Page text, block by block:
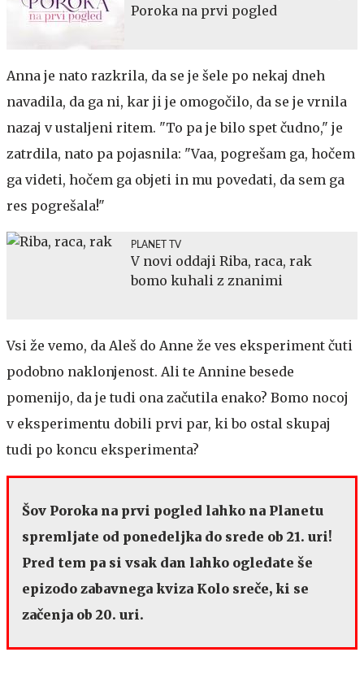
Poroka na prvi pogled
Anna je nato razkrila, da se je šele po nekaj dneh
navadila, da ga ni, kar ji je omogočilo, da se je vrnila
nazaj v ustaljeni ritem. "To pa je bilo spet čudno," je
zatrdila, nato pa pojasnila: "Vaa, pogrešam ga, hočem
ga videti, hočem ga objeti in mu povedati, da sem ga
res pogrešala!"
PLANET TV
V novi oddaji Riba, raca, rak
bomo kuhali z znanimi
Vsi že vemo, da Aleš do Anne že ves eksperiment čuti
podobno naklonjenost. Ali te Annine besede
pomenijo, da je tudi ona začutila enako? Bomo nocoj
v eksperimentu dobili prvi par, ki bo ostal skupaj
tudi po koncu eksperimenta?
Šov Poroka na prvi pogled lahko na Planetu
spremljate od ponedeljka do srede ob 21. uri!
Pred tem pa si vsak dan lahko ogledate še
epizodo zabavnega kviza Kolo sreče, ki se
začenja ob 20. uri.